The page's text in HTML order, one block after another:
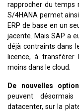
rapprocher du temps
S/4HANA permet
ERP de base en un
jacente. Mais SAP a
déjà contraints dans
licence, à
moins dans le cloud.
De nouvelles
peuvent
datacenter, sur la